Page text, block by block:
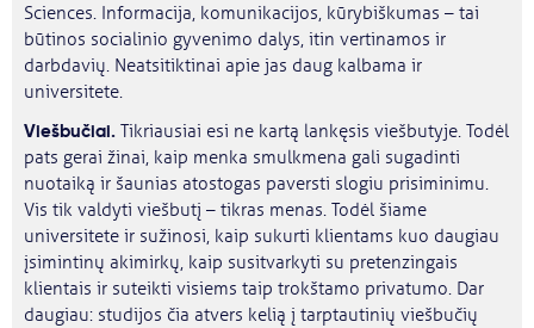
Sciences. Informacija, komunikacijos, kūrybiškumas – tai
būtinos socialinio gyvenimo dalys, itin vertinamos ir
darbdavių. Neatsitiktinai apie jas daug kalbama ir
universitete.
Viešbučiai. Tikriausiai esi ne kartą lankęsis viešbutyje. Todėl
pats gerai žinai, kaip menka smulkmena gali sugadinti
nuotaiką ir šaunias atostogas paversti slogiu prisiminimu.
Vis tik valdyti viešbutį – tikras menas. Todėl šiame
universitete ir sužinosi, kaip sukurti klientams kuo daugiau
įsimintinų akimirkų, kaip susitvarkyti su pretenzingais
klientais ir suteikti visiems taip trokštamo privatumo. Dar
daugiau: studijos čia atvers kelią į tarptautinių viešbučių